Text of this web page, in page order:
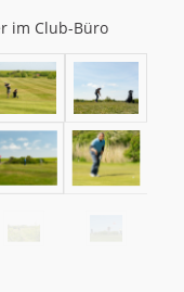
im Club-Büro